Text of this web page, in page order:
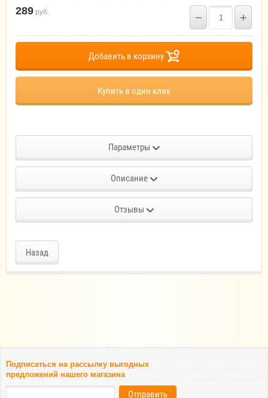
289 руб. − +
Добавить в корзину
Купить в один клик
Параметры
Описание
Отзывы
Назад
Подписаться на рассылку выгодных
предложений нашего магазина
Отправить